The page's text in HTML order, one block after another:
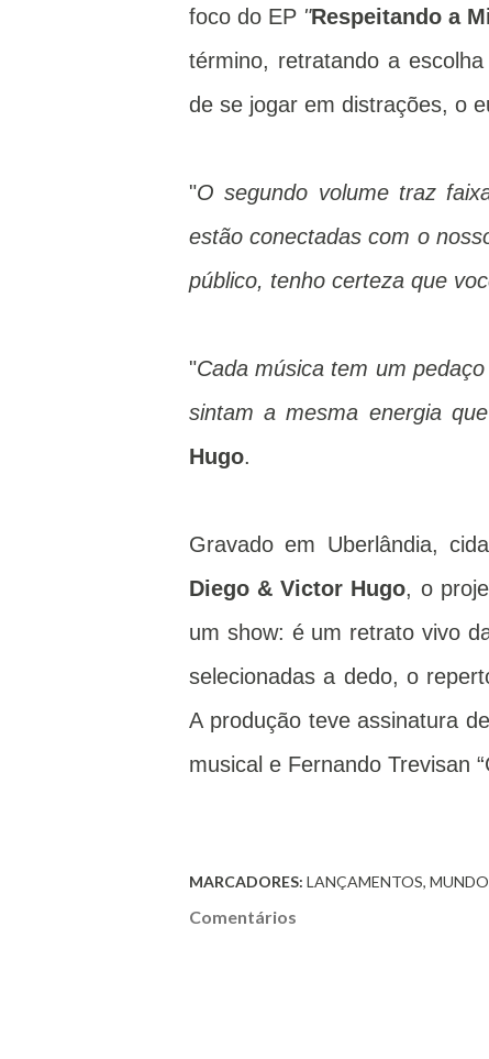
foco do EP "Respeitando a
término, retratando a
de se jogar em distrações, o
"O segundo volume traz
estão conectadas com o
público, tenho certeza que
"Cada música tem um
sintam a mesma energia
Hugo.
Gravado em Uberlândia,
Diego & Victor Hugo, o
um show: é um retrato vivo
selecionadas a dedo, o
A produção teve assinatura
musical e Fernando Trevisan
MARCADORES: LANÇAMENTOS
Comentários